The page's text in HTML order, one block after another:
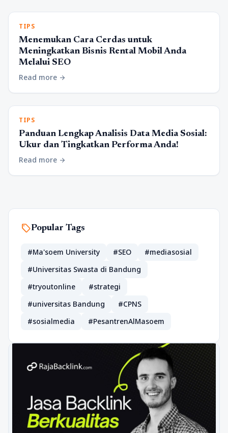
TIPS
Menemukan Cara Cerdas untuk
Meningkatkan Bisnis Rental Mobil Anda
Melalui SEO
Read more arrow_forward
TIPS
Panduan Lengkap Analisis Data Media Sosial:
Ukur dan Tingkatkan Performa Anda!
Read more arrow_forward
sellPopular Tags
#Ma'soem University #SEO
#mediasosial
#Universitas Swasta di Bandung
#tryoutonline
#strategi
#universitas Bandung
#CPNS
#sosialmedia
#PesantrenAlMasoem